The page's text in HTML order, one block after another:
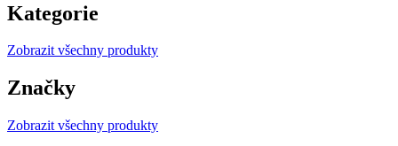
Kategorie
Zobrazit všechny produkty
Značky
Zobrazit všechny produkty